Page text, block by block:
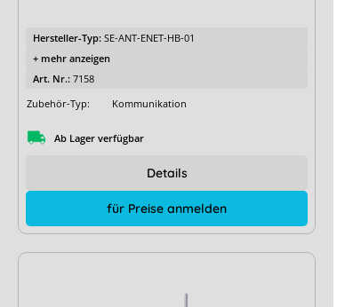
Hersteller-Typ: SE-ANT-ENET-HB-01
+ mehr anzeigen
Art. Nr.: 7158
Zubehör-Typ:
Kommunikation
Ab Lager verfügbar
für Preise anmelden
Details